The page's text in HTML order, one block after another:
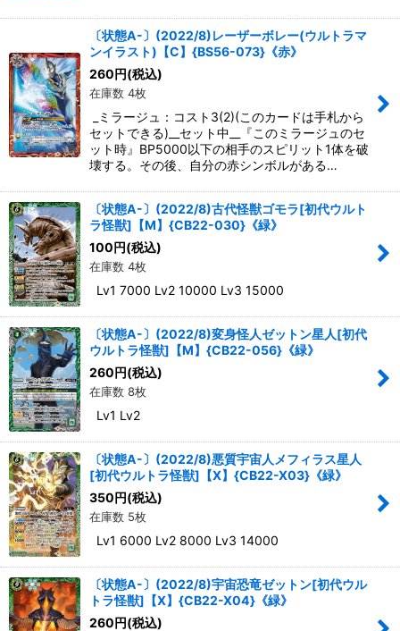
〔状態A-〕(2022/8)レーザーボレー(ウルトラマ
ンイラスト)【C】{BS56-073}《赤》
260円(税込)
在庫数 4枚
_ミラージュ：コスト3(2)(このカードは手札から
セットできる)__セット中__『このミラージュのセ
ット時』BP5000以下の相手のスピリット1体を破
壊する。その後、自分の赤シンボルがある…
〔状態A-〕(2022/8)古代怪獣ゴモラ[初代ウルト
ラ怪獣]【M】{CB22-030}《緑》
100円(税込)
在庫数 4枚
Lv1 7000 Lv2 10000 Lv3 15000
〔状態A-〕(2022/8)変身怪人ゼットン星人[初代
ウルトラ怪獣]【M】{CB22-056}《緑》
260円(税込)
在庫数 8枚
Lv1 Lv2
〔状態A-〕(2022/8)悪質宇宙人メフィラス星人
[初代ウルトラ怪獣]【X】{CB22-X03}《緑》
350円(税込)
在庫数 5枚
Lv1 6000 Lv2 8000 Lv3 14000
〔状態A-〕(2022/8)宇宙恐竜ゼットン[初代ウル
トラ怪獣]【X】{CB22-X04}《緑》
260円(税込)